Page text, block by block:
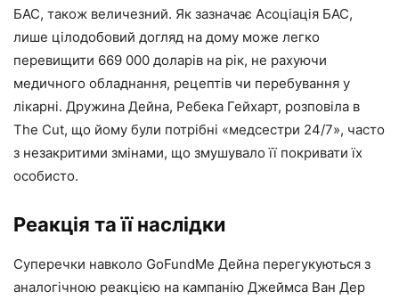
БАС, також величезний. Як зазначає Асоціація БАС,
лише цілодобовий догляд на дому може легко
перевищити 669 000 доларів на рік, не рахуючи
медичного обладнання, рецептів чи перебування у
лікарні. Дружина Дейна, Ребека Гейхарт, розповіла в
The Cut, що йому були потрібні «медсестри 24/7», часто
з незакритими змінами, що змушувало її покривати їх
особисто.
Реакція та її наслідки
Суперечки навколо GoFundMe Дейна перегукуються з
аналогічною реакцією на кампанію Джеймса Ван Дер